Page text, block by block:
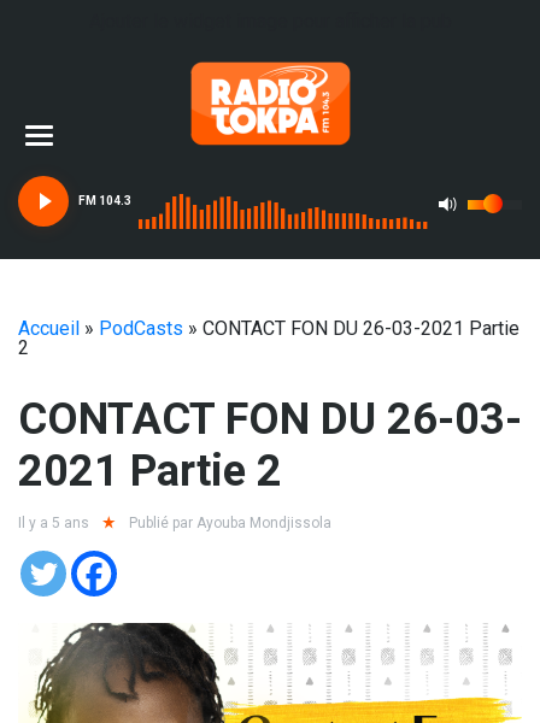
FM 104.3
Accueil » PodCasts » CONTACT FON DU 26-03-2021 Partie
2
CONTACT FON DU 26-03-
2021 Partie 2
Il y a 5 ans Publié par Ayouba Mondjissola